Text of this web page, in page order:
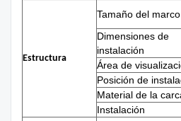
Estructura
Tamaño del marco
Dimensiones de
instalación
Área de
Posición de
Material de la
Instalación